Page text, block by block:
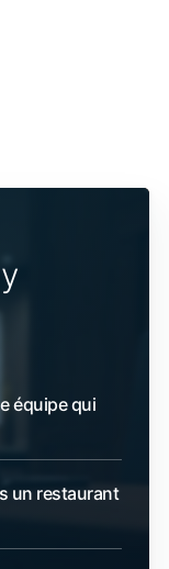
équipe qui
un restaurant